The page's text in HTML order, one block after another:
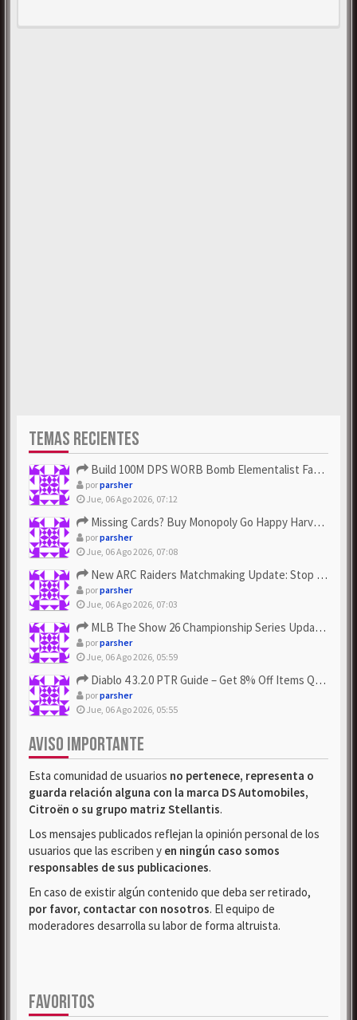
TEMAS RECIENTES
Build 100M DPS WORB Bomb Elementalist Fast - Grab POE Curren...
porparsher
Jue, 06 Ago 2026, 07:12
Missing Cards? Buy Monopoly Go Happy Harvest with Looney Tun...
porparsher
Jue, 06 Ago 2026, 07:08
New ARC Raiders Matchmaking Update: Stop Failed - Grab Bluep...
porparsher
Jue, 06 Ago 2026, 07:03
MLB The Show 26 Championship Series Update! Get Cheap & ...
porparsher
Jue, 06 Ago 2026, 05:59
Diablo 4 3.2.0 PTR Guide – Get 8% Off Items Quickly to Test ...
porparsher
Jue, 06 Ago 2026, 05:55
AVISO IMPORTANTE
Esta comunidad de usuarios no pertenece, representa o
guarda relación alguna con la marca DS Automobiles,
Citroën o su grupo matriz Stellantis.
Los mensajes publicados reflejan la opinión personal de los
usuarios que las escriben y en ningún caso somos
responsables de sus publicaciones.
En caso de existir algún contenido que deba ser retirado,
por favor, contactar con nosotros. El equipo de
moderadores desarrolla su labor de forma altruista.
FAVORITOS